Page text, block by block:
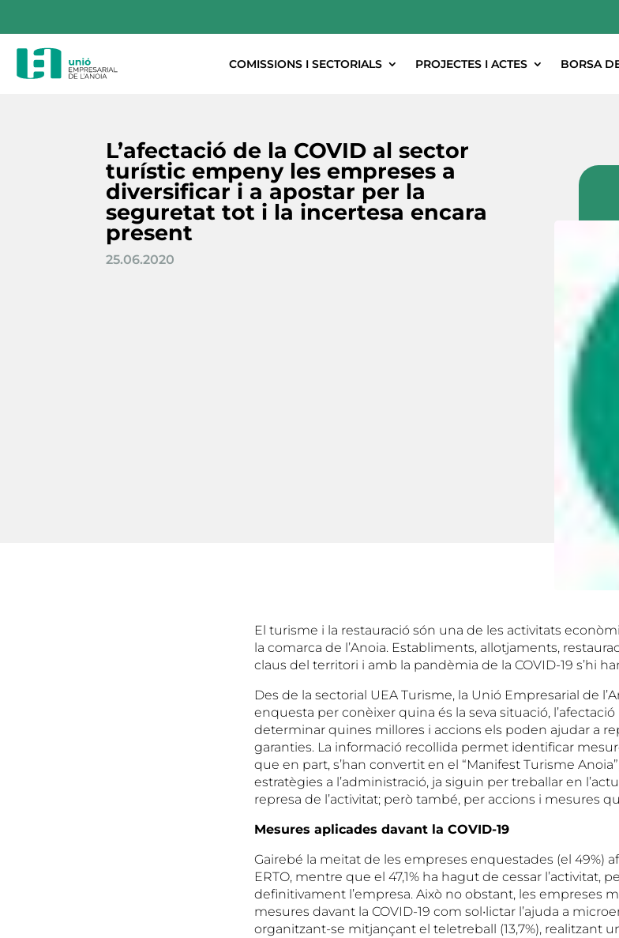
COMISSIONS I SECTORIALS PROJECTES I ACTES BORSA
L’afectació de la COVID al sector
turístic empeny les empreses a
diversificar i a apostar per la
seguretat tot i la incertesa encara
present
25.06.2020
El turisme i la restauració són una de les activitats
la comarca de l’Anoia. Establiments, allotjaments,
claus del territori i amb la pandèmia de la COVID-19 s’hi
Des de la sectorial UEA Turisme, la Unió Empresarial de
enquesta per conèixer quina és la seva situació,
determinar quines millores i accions els poden ajudar a
garanties. La informació recollida permet identificar
que en part, s’han convertit en el “Manifest Turisme
estratègies a l’administració, ja siguin per treballar en
represa de l’activitat; però també, per accions i mesures
Mesures aplicades davant la COVID-19
Gairebé la meitat de les empreses enquestades (el 49%)
ERTO, mentre que el 47,1% ha hagut de cessar l’activitat,
definitivament l’empresa. Això no obstant, les empreses
mesures davant la COVID-19 com sol•lictar l’ajuda a
organitzant-se mitjançant el teletreball (13,7%), realitzant